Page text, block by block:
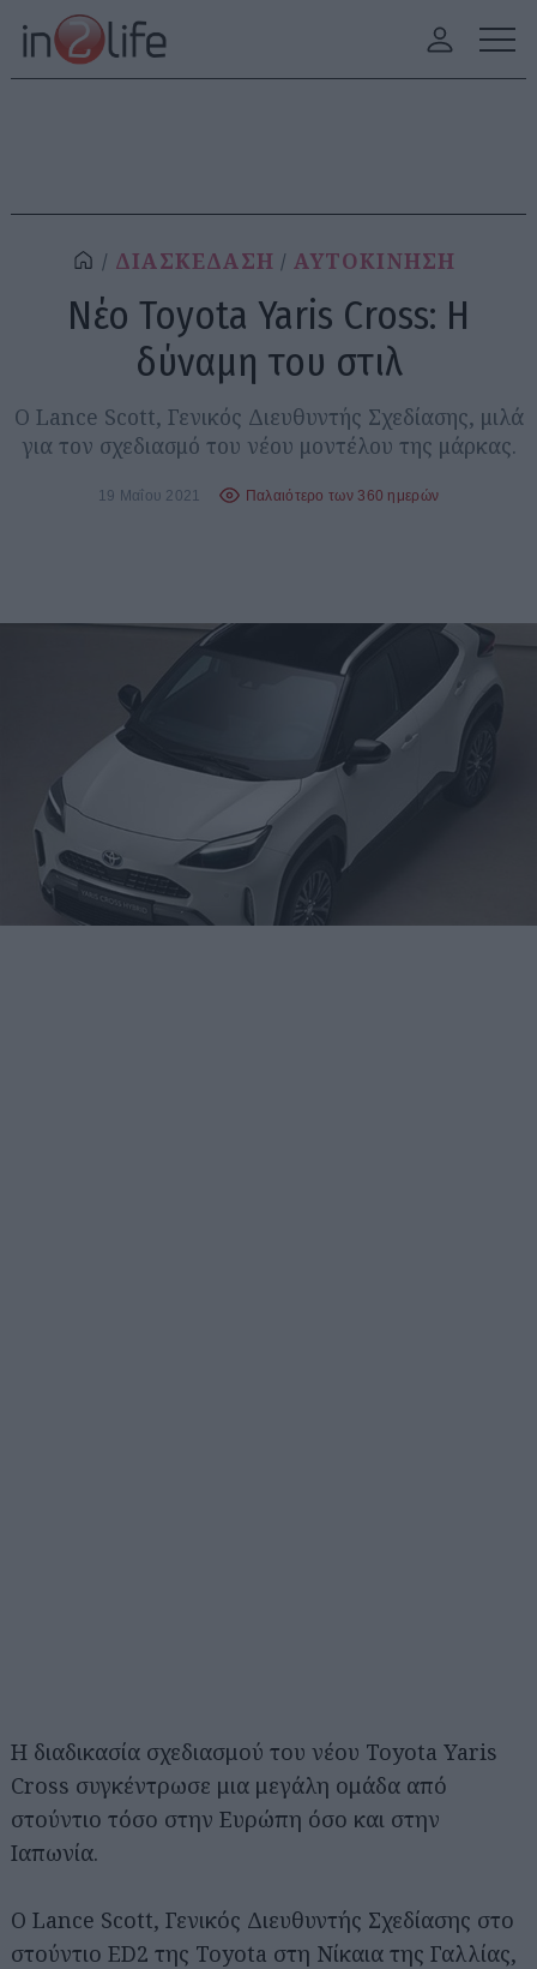
ΔΙΑΣΚΕΔΑΣΗ ΑΥΤΟΚΙΝΗΣΗ
Νέο Toyota Yaris Cross: Η
δύναμη του στιλ
Ο Lance Scott, Γενικός Διευθυντής Σχεδίασης, μιλά
για τον σχεδιασμό του νέου μοντέλου της μάρκας.
19 Μαΐου 2021 Παλαιότερο των 360 ημερών
Η διαδικασία σχεδιασμού του νέου Toyota Yaris
Cross συγκέντρωσε μια μεγάλη ομάδα από
στούντιο τόσο στην Ευρώπη όσο και στην
Ιαπωνία.
Ο Lance Scott, Γενικός Διευθυντής Σχεδίασης στο
στούντιο ED2 της Toyota στη Νίκαια της Γαλλίας,